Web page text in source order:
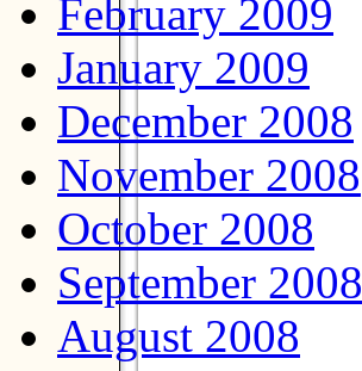
February 2009
January 2009
December 2008
November 2008
October 2008
September 2008
August 2008